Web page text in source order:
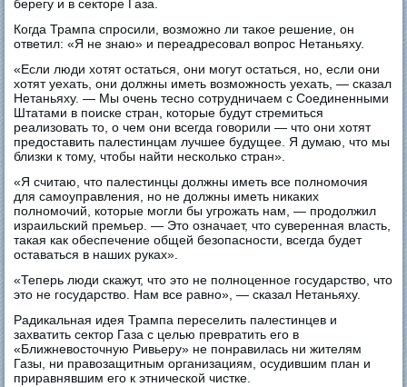
берегу и в секторе Газа.
Когда Трампа спросили, возможно ли такое решение, он
ответил: «Я не знаю» и переадресовал вопрос Нетаньяху.
«Если люди хотят остаться, они могут остаться, но, если они
хотят уехать, они должны иметь возможность уехать, — сказал
Нетаньяху. — Мы очень тесно сотрудничаем с Соединенными
Штатами в поиске стран, которые будут стремиться
реализовать то, о чем они всегда говорили — что они хотят
предоставить палестинцам лучшее будущее. Я думаю, что мы
близки к тому, чтобы найти несколько стран».
«Я считаю, что палестинцы должны иметь все полномочия
для самоуправления, но не должны иметь никаких
полномочий, которые могли бы угрожать нам, — продолжил
израильский премьер. — Это означает, что суверенная власть,
такая как обеспечение общей безопасности, всегда будет
оставаться в наших руках».
«Теперь люди скажут, что это не полноценное государство, что
это не государство. Нам все равно», — сказал Нетаньяху.
Радикальная идея Трампа переселить палестинцев и
захватить сектор Газа с целью превратить его в
«Ближневосточную Ривьеру» не понравилась ни жителям
Газы, ни правозащитным организациям, осудившим план и
приравнявшим его к этнической чистке.